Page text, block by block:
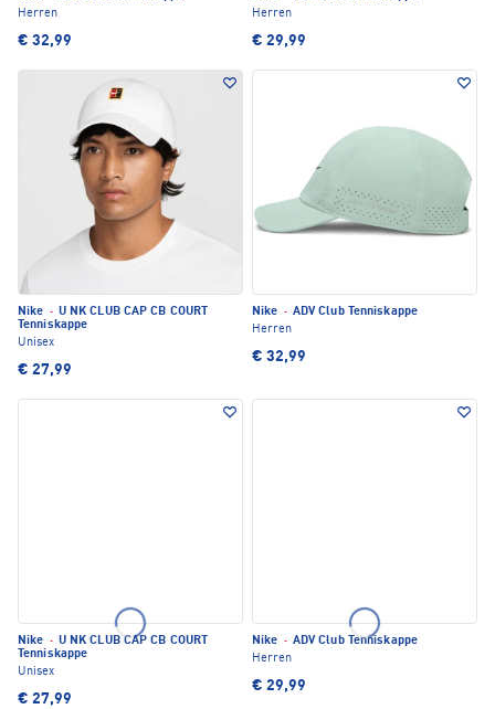
Herren
€ 32,99
Herren
€ 29,99
Nike · U NK CLUB CAP CB COURT
Tenniskappe
Unisex
€ 27,99
Nike · ADV Club Tenniskappe
Herren
€ 32,99
Nike · U NK CLUB CAP CB COURT
Tenniskappe
Unisex
€ 27,99
Nike · ADV Club Tenniskappe
Herren
€ 29,99